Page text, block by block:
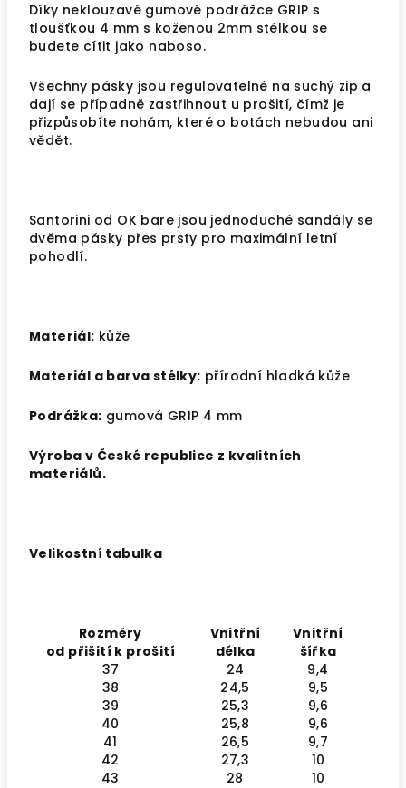
Díky neklouzavé gumové podrážce GRIP s
tloušťkou 4 mm s koženou 2mm stélkou se
budete cítit jako naboso.
Všechny pásky jsou regulovatelné na suchý zip a
dají se případně zastřihnout u prošití, čímž je
přizpůsobíte nohám, které o botách nebudou ani
vědět.
Santorini od OK bare jsou jednoduché sandály se
dvěma pásky přes prsty pro maximální letní
pohodlí.
Materiál: kůže
Materiál a barva stélky: přírodní hladká kůže
Podrážka: gumová GRIP 4 mm
Výroba v České republice z kvalitních
materiálů.
Velikostní tabulka
Rozměry
od přišití k prošití
Vnitřní
délka
Vnitřní
šířka
37
24
9,4
38
24,5
9,5
39
25,3
9,6
40
25,8
9,6
41
26,5
9,7
42
27,3
10
43
28 10